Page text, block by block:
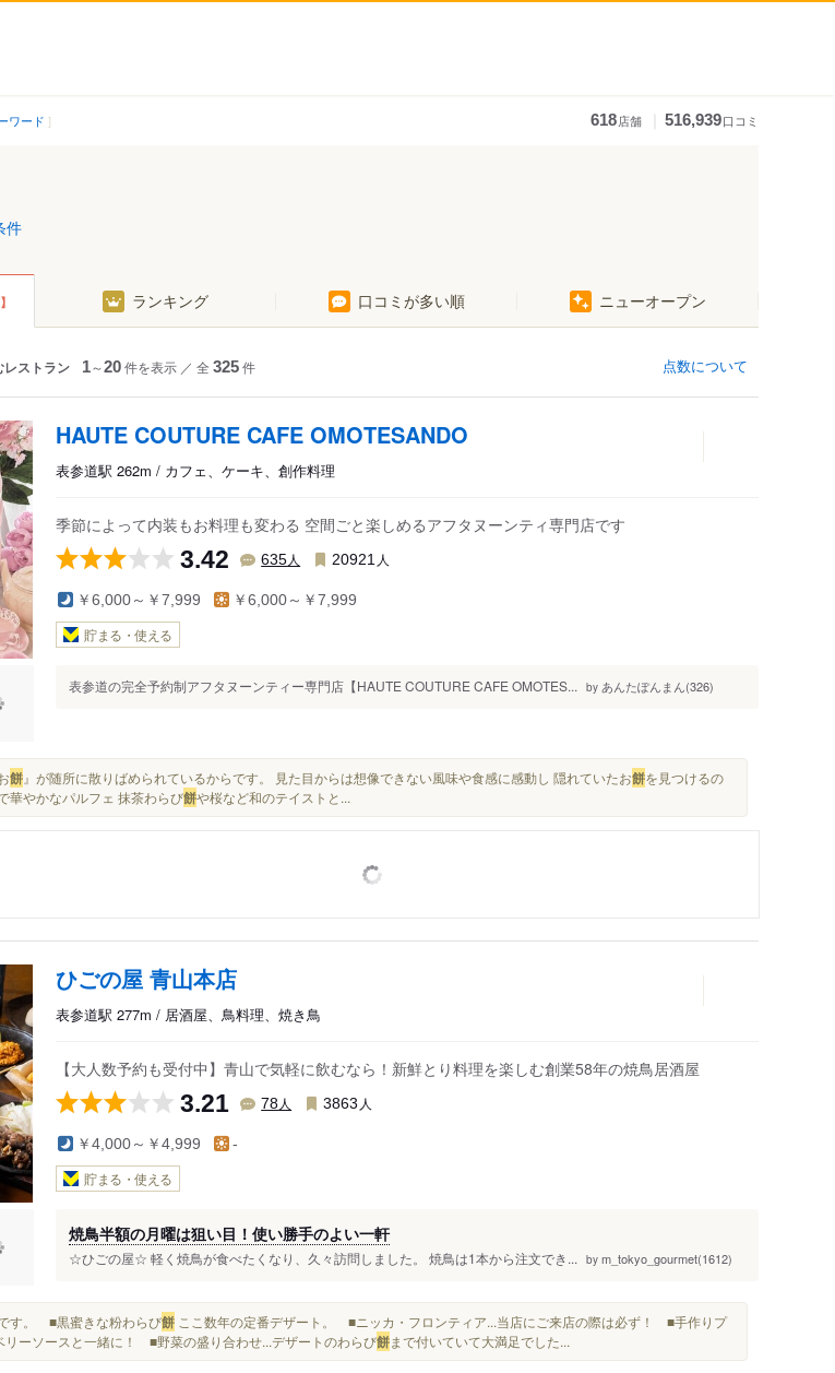
ワード 618店舗 516,939口コミ
件
ランキング 口コミが多い順 ニューオープン
レストラン 1～20件を表示 ／ 全 325件 点数について
HAUTE COUTURE CAFE OMOTESANDO
表参道駅 262m / カフェ、ケーキ、創作料理
季節によって内装もお料理も変わる 空間ごと楽しめるアフタヌーンティ専門店です
3.42 635人 20921 人
￥6,000～￥7,999 ￥6,000～￥7,999
貯まる・使える
表参道の完全予約制アフタヌーンティー専門店【HAUTE COUTURE CAFE OMOTES... by あんたぽんまん(326)
餅』が随所に散りばめられているからです。 見た目からは想像できない風味や食感に感動し 隠れていたお餅を見つけるの
華やかなパルフェ 抹茶わらび餅や桜など和のテイストと...
ひごの屋 青山本店
表参道駅 277m / 居酒屋、鳥料理、焼き鳥
【大人数予約も受付中】青山で気軽に飲むなら！新鮮とり料理を楽しむ創業58年の焼鳥居酒屋
3.21 78人 3863 人
￥4,000～￥4,999 -
貯まる・使える
焼鳥半額の月曜は狙い目！使い勝手のよい一軒
☆ひごの屋☆ 軽く焼鳥が食べたくなり、久々訪問しました。 焼鳥は1本から注文でき... by m_tokyo_gourmet(1612)
す。 ■黒蜜きな粉わらび餅 ここ数年の定番デザート。 ■ニッカ・フロンティア...当店にご来店の際は必ず！ ■手作りプ
ーソースと一緒に！ ■野菜の盛り合わせ...デザートのわらび餅まで付いていて大満足でした...